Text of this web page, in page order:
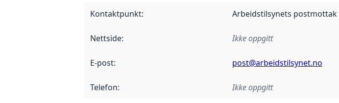
Kontaktpunkt: Arbeidstilsynets postmottak
Nettside: Ikke oppgitt
E-post: post@arbeidstilsynet.no
Telefon: Ikke oppgitt